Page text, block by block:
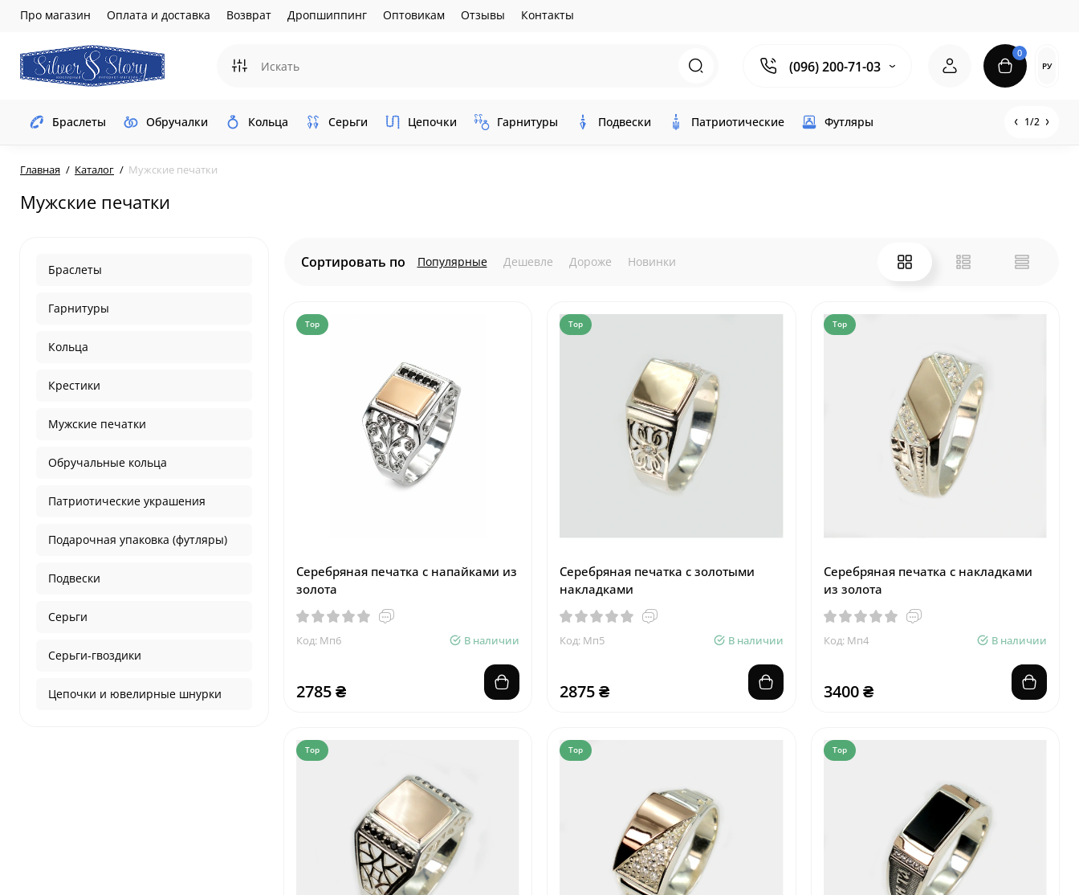
Про магазин Оплата и доставка Возврат Дропшиппинг Оптовикам Отзывы Контакты
(096) 200-71-03
0
РУ
Браслеты Обручалки Кольца Серьги Цепочки Гарнитуры Подвески Патриотические Футляры 1/2
Главная Каталог Мужские печатки
Мужские печатки
Браслеты
Гарнитуры
Кольца
Крестики
Мужские печатки
Обручальные кольца
Патриотические украшения
Подарочная упаковка (футляры)
Подвески
Серьги
Серьги-гвоздики
Цепочки и ювелирные шнурки
Сортировать по Популярные Дешевле Дороже Новинки
Top
Серебряная печатка с напайками из
золота
Код: Мп6 В наличии
2785 ₴
Top
Серебряная печатка с золотыми
накладками
Код: Мп5 В наличии
2875 ₴
Top
Серебряная печатка с накладками
из золота
Код: Мп4 В наличии
3400 ₴
Top Top Top